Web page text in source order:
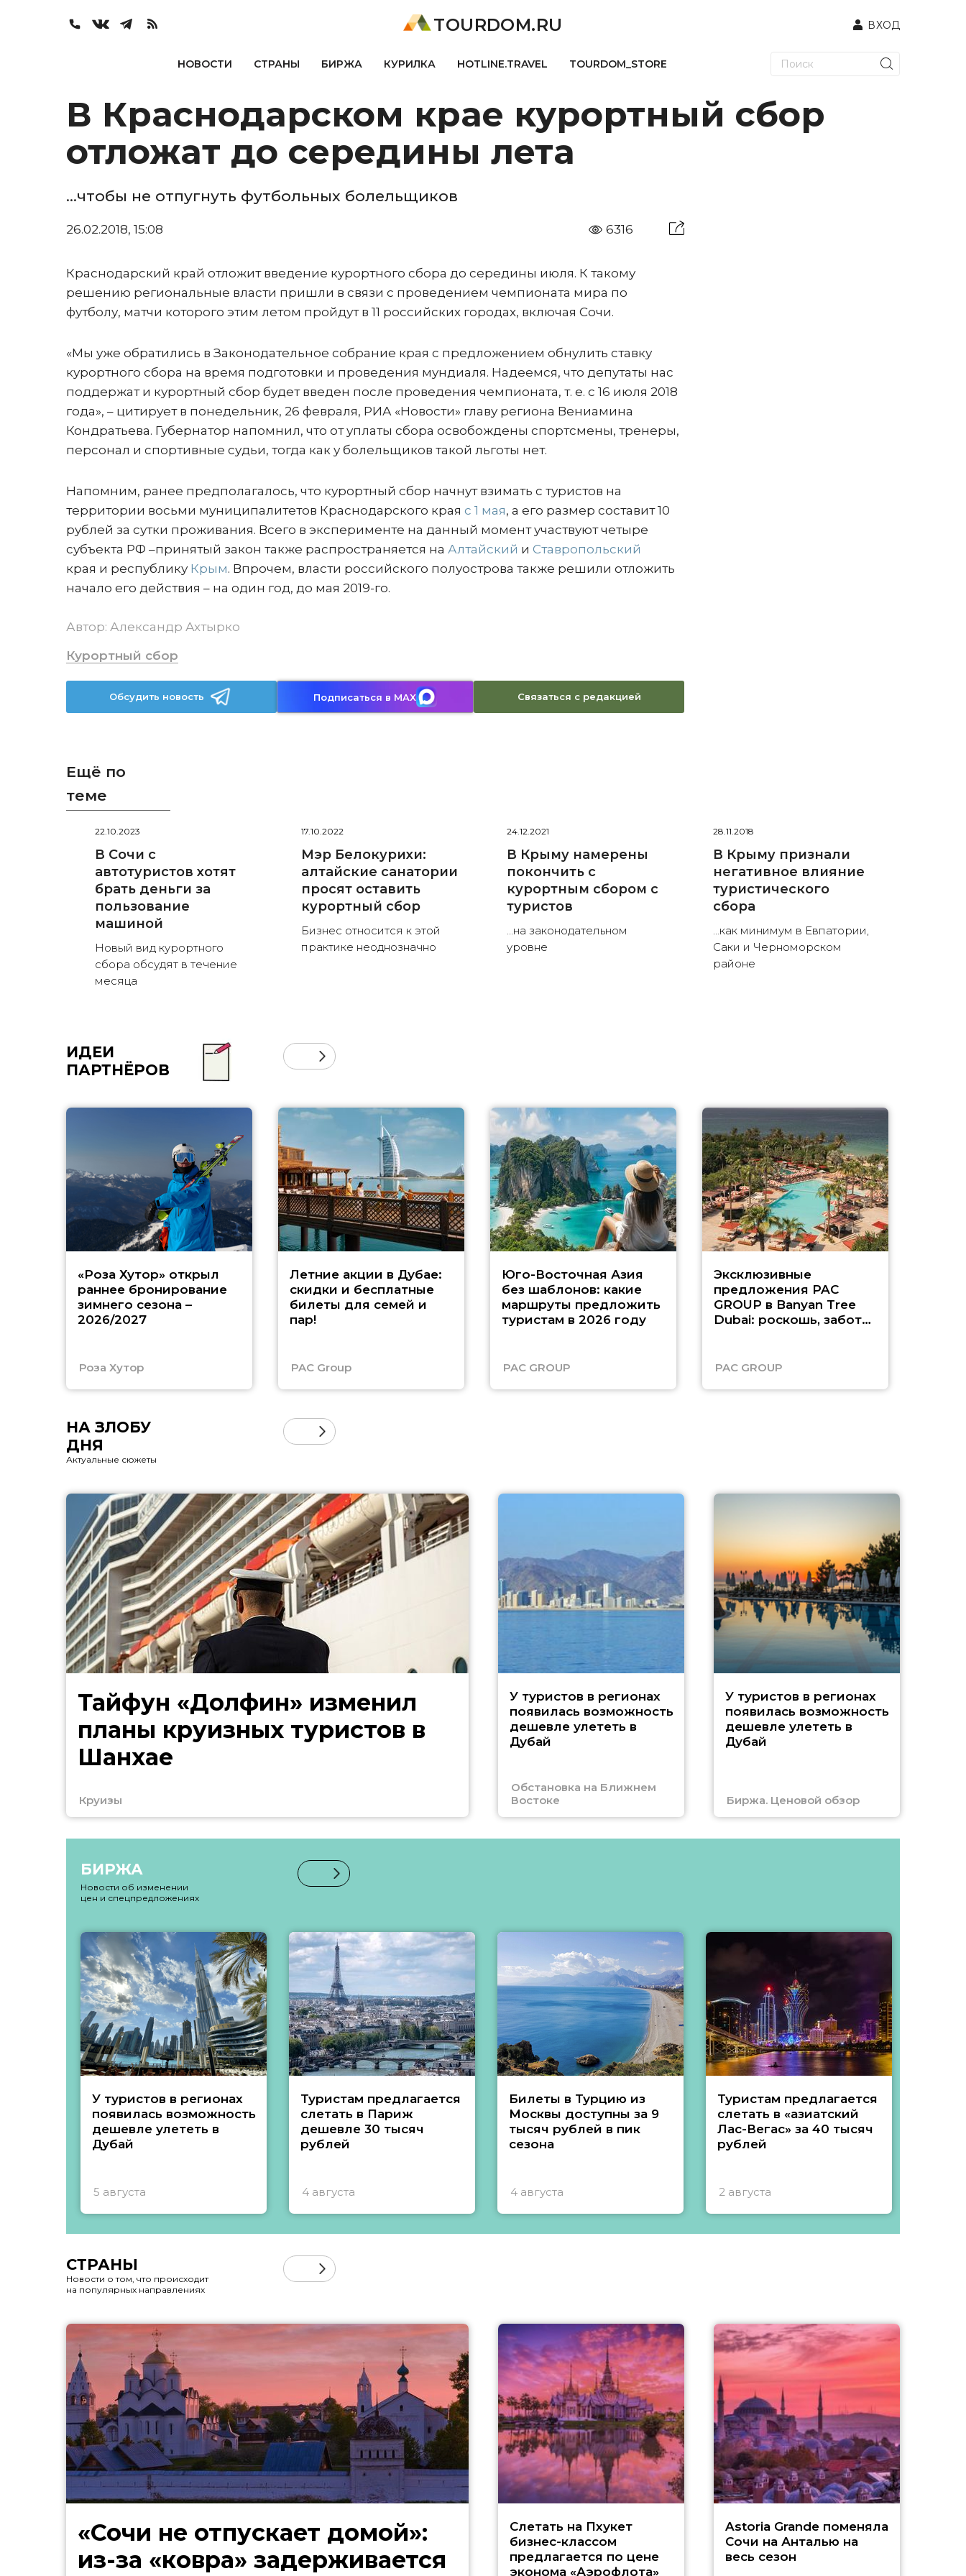
TOURDOM.RU ВХОД
НОВОСТИ СТРАНЫ БИРЖА КУРИЛКА HOTLINE.TRAVEL TOURDOM_STORE
В Краснодарском крае курортный сбор
отложат до середины лета
…чтобы не отпугнуть футбольных болельщиков
26.02.2018, 15:08 6316
Краснодарский край отложит введение курортного сбора до середины июля. К такому
решению региональные власти пришли в связи с проведением чемпионата мира по
футболу, матчи которого этим летом пройдут в 11 российских городах, включая Сочи.
«Мы уже обратились в Законодательное собрание края с предложением обнулить ставку
курортного сбора на время подготовки и проведения мундиаля. Надеемся, что депутаты нас
поддержат и курортный сбор будет введен после проведения чемпионата, т. е. с 16 июля 2018
года», – цитирует в понедельник, 26 февраля, РИА «Новости» главу региона Вениамина
Кондратьева. Губернатор напомнил, что от уплаты сбора освобождены спортсмены, тренеры,
персонал и спортивные судьи, тогда как у болельщиков такой льготы нет.
Напомним, ранее предполагалось, что курортный сбор начнут взимать с туристов на
территории восьми муниципалитетов Краснодарского края с 1 мая, а его размер составит 10
рублей за сутки проживания. Всего в эксперименте на данный момент участвуют четыре
субъекта РФ –принятый закон также распространяется на Алтайский и Ставропольский
края и республику Крым. Впрочем, власти российского полуострова также решили отложить
начало его действия – на один год, до мая 2019-го.
Автор: Александр Ахтырко
Курортный сбор
Обсудить новость Подписаться в MAX Связаться с редакцией
Ещё по
теме
22.10.2023
В Сочи с
автотуристов хотят
брать деньги за
пользование
машиной
Новый вид курортного
сбора обсудят в течение
месяца
17.10.2022
Мэр Белокурихи:
алтайские санатории
просят оставить
курортный сбор
Бизнес относится к этой
практике неоднозначно
24.12.2021
В Крыму намерены
покончить с
курортным сбором с
туристов
…на законодательном
уровне
28.11.2018
В Крыму признали
негативное влияние
туристического
сбора
…как минимум в Евпатории,
Саки и Черноморском
районе
ИДЕИ
ПАРТНЁРОВ
«Роза Хутор» открыл
раннее бронирование
зимнего сезона –
2026/2027
Роза Хутор
Летние акции в Дубае:
скидки и бесплатные
билеты для семей и
пар!
PAC Group
Юго-Восточная Азия
без шаблонов: какие
маршруты предложить
туристам в 2026 году
PAC GROUP
Эксклюзивные
предложения PAC
GROUP в Banyan Tree
Dubai: роскошь, забота
PAC GROUP
НА ЗЛОБУ
ДНЯ
Актуальные сюжеты
Тайфун «Долфин» изменил
планы круизных туристов в
Шанхае
Круизы
У туристов в регионах
появилась возможность
дешевле улететь в
Дубай
Обстановка на Ближнем
Востоке
У туристов в регионах
появилась возможность
дешевле улететь в
Дубай
Биржа. Ценовой обзор
БИРЖА
Новости об изменении
цен и спецпредложениях
У туристов в регионах
появилась возможность
дешевле улететь в
Дубай
5 августа
Туристам предлагается
слетать в Париж
дешевле 30 тысяч
рублей
4 августа
Билеты в Турцию из
Москвы доступны за 9
тысяч рублей в пик
сезона
4 августа
Туристам предлагается
слетать в «азиатский
Лас-Вегас» за 40 тысяч
рублей
2 августа
СТРАНЫ
Новости о том, что происходит
на популярных направлениях
«Сочи не отпускает домой»:
из-за «ковра» задерживается
Слетать на Пхукет
бизнес-классом
предлагается по цене
эконома «Аэрофлота»
Astoria Grande поменяла
Сочи на Анталью на
весь сезон